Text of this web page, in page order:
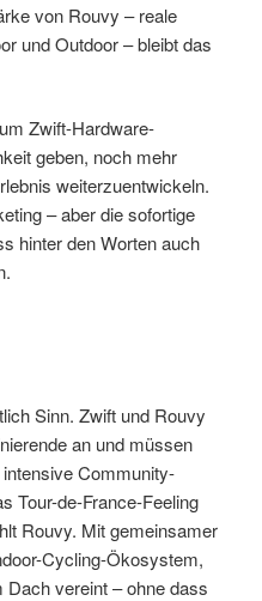
von Rouvy – reale
und Outdoor – bleibt das
Zwift-Hardware-
geben, noch mehr
weiterzuentwickeln.
– aber die sofortige
hinter den Worten auch
Sinn. Zwift und Rouvy
an und müssen
Community-
Tour-de-France-Feeling
Rouvy. Mit gemeinsamer
Cycling-Ökosystem,
vereint – ohne dass